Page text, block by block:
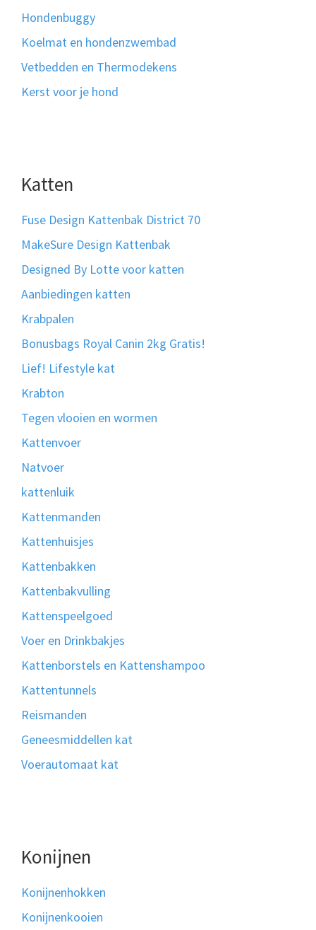
Hondenbuggy
Koelmat en hondenzwembad
Vetbedden en Thermodekens
Kerst voor je hond
Katten
Fuse Design Kattenbak District 70
MakeSure Design Kattenbak
Designed By Lotte voor katten
Aanbiedingen katten
Krabpalen
Bonusbags Royal Canin 2kg Gratis!
Lief! Lifestyle kat
Krabton
Tegen vlooien en wormen
Kattenvoer
Natvoer
kattenluik
Kattenmanden
Kattenhuisjes
Kattenbakken
Kattenbakvulling
Kattenspeelgoed
Voer en Drinkbakjes
Kattenborstels en Kattenshampoo
Kattentunnels
Reismanden
Geneesmiddellen kat
Voerautomaat kat
Konijnen
Konijnenhokken
Konijnenkooien